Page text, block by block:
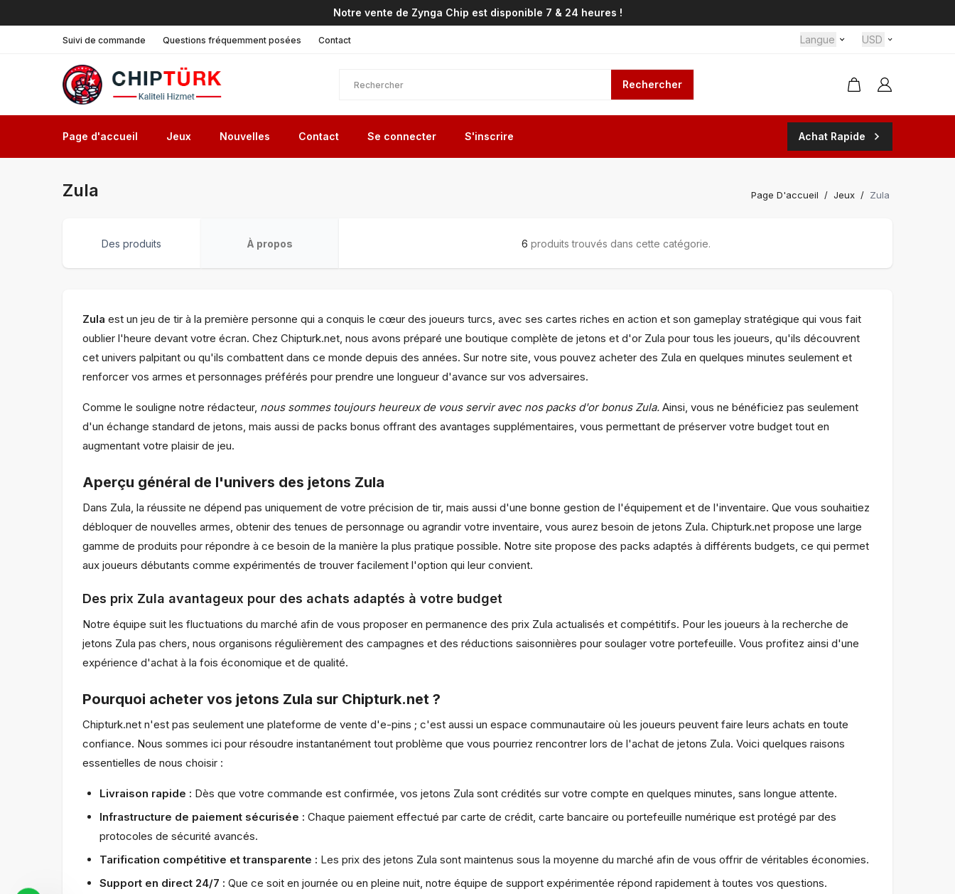
Notre vente de Zynga Chip est disponible 7 & 24 heures !
Suivi de commande Questions fréquemment posées Contact Langue USD
Rechercher
Page d'accueil Jeux Nouvelles Contact Se connecter S'inscrire Achat Rapide
Zula Page D'accueil / Jeux / Zula
Des produits À propos 6 produits trouvés dans cette catégorie.
Zula est un jeu de tir à la première personne qui a conquis le cœur des joueurs turcs, avec ses cartes riches en action et son gameplay stratégique qui vous fait
oublier l'heure devant votre écran. Chez Chipturk.net, nous avons préparé une boutique complète de jetons et d'or Zula pour tous les joueurs, qu'ils découvrent
cet univers palpitant ou qu'ils combattent dans ce monde depuis des années. Sur notre site, vous pouvez acheter des Zula en quelques minutes seulement et
renforcer vos armes et personnages préférés pour prendre une longueur d'avance sur vos adversaires.
Comme le souligne notre rédacteur, nous sommes toujours heureux de vous servir avec nos packs d'or bonus Zula. Ainsi, vous ne bénéficiez pas seulement
d'un échange standard de jetons, mais aussi de packs bonus offrant des avantages supplémentaires, vous permettant de préserver votre budget tout en
augmentant votre plaisir de jeu.
Aperçu général de l'univers des jetons Zula
Dans Zula, la réussite ne dépend pas uniquement de votre précision de tir, mais aussi d'une bonne gestion de l'équipement et de l'inventaire. Que vous souhaitiez
débloquer de nouvelles armes, obtenir des tenues de personnage ou agrandir votre inventaire, vous aurez besoin de jetons Zula. Chipturk.net propose une large
gamme de produits pour répondre à ce besoin de la manière la plus pratique possible. Notre site propose des packs adaptés à différents budgets, ce qui permet
aux joueurs débutants comme expérimentés de trouver facilement l'option qui leur convient.
Des prix Zula avantageux pour des achats adaptés à votre budget
Notre équipe suit les fluctuations du marché afin de vous proposer en permanence des prix Zula actualisés et compétitifs. Pour les joueurs à la recherche de
jetons Zula pas chers, nous organisons régulièrement des campagnes et des réductions saisonnières pour soulager votre portefeuille. Vous profitez ainsi d'une
expérience d'achat à la fois économique et de qualité.
Pourquoi acheter vos jetons Zula sur Chipturk.net ?
Chipturk.net n'est pas seulement une plateforme de vente d'e-pins ; c'est aussi un espace communautaire où les joueurs peuvent faire leurs achats en toute
confiance. Nous sommes ici pour résoudre instantanément tout problème que vous pourriez rencontrer lors de l'achat de jetons Zula. Voici quelques raisons
essentielles de nous choisir :
Livraison rapide : Dès que votre commande est confirmée, vos jetons Zula sont crédités sur votre compte en quelques minutes, sans longue attente.
Infrastructure de paiement sécurisée : Chaque paiement effectué par carte de crédit, carte bancaire ou portefeuille numérique est protégé par des
protocoles de sécurité avancés.
Tarification compétitive et transparente : Les prix des jetons Zula sont maintenus sous la moyenne du marché afin de vous offrir de véritables économies.
Support en direct 24/7 : Que ce soit en journée ou en pleine nuit, notre équipe de support expérimentée répond rapidement à toutes vos questions.